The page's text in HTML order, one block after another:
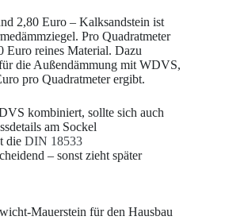
2,80 Euro – Kalksandstein ist
Pro Quadratmeter
Euro reines Material. Dazu
die Außendämmung mit WDVS,
pro Quadratmeter ergibt.
kombiniert, sollte sich auch
am Sockel
die DIN 18533
– sonst zieht später
Mauerstein für den Hausbau